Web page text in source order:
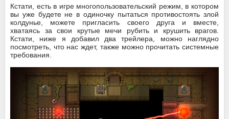
Кстати, есть в игре многопользовательский режим, в котором
вы уже будете не в одиночку пытаться противостоять злой
колдунье, можете пригласить своего друга и вместе,
хватаясь за свои крутые мечи рубить и крушить врагов.
Кстати, ниже я добавил два трейлера, можно наглядно
посмотреть, что нас ждет, также можно прочитать системные
требования.